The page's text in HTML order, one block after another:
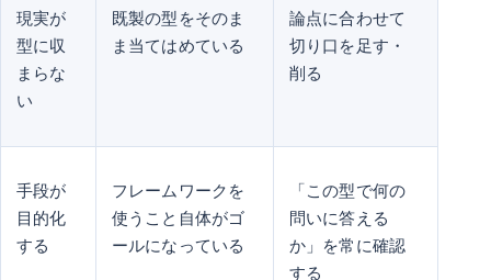
現実が
型に収
まらな
い
既製の型をそのま
ま当てはめている
論点に合わせて
切り口を足す・
削る
手段が
目的化
する
フレームワークを
使うこと自体がゴ
ールになっている
「この型で何の
問いに答える
か」を常に確認
する